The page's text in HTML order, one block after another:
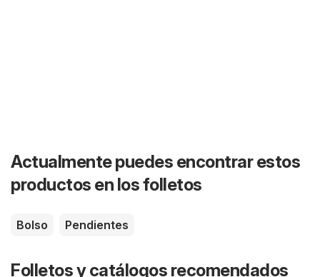
Actualmente puedes encontrar estos
productos en los folletos
Bolso Pendientes
Folletos y catálogos recomendados